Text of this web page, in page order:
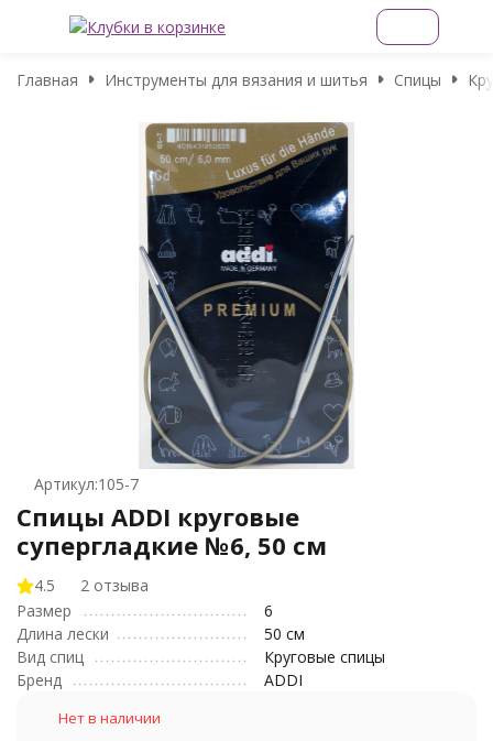
Главная Инструменты для вязания и шитья Спицы
Артикул:105-7
Спицы ADDI круговые
супергладкие №6, 50 см
4.5
2 отзыва
Размер
6
Длина лески
50 см
Вид спиц
Круговые спицы
Бренд
ADDI
Нет в наличии